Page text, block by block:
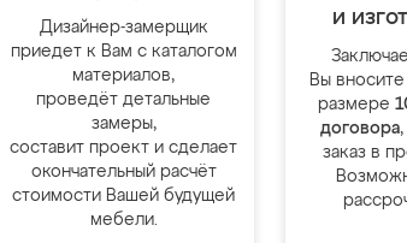
Дизайнер-замерщик
приедет к Вам с каталогом
материалов,
проведёт детальные
замеры,
составит проект и сделает
окончательный расчёт
стоимости Вашей будущей
мебели.
и
Вы
размере
договора
заказ в